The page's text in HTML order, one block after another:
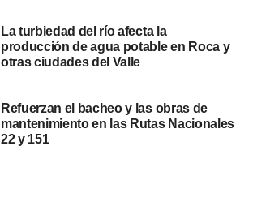
La turbiedad del río afecta la
producción de agua potable en Roca y
otras ciudades del Valle
Refuerzan el bacheo y las obras de
mantenimiento en las Rutas Nacionales
22 y 151